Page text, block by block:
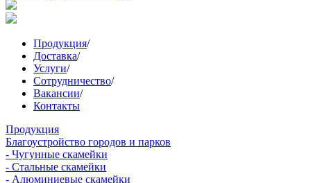
Продукция/
Доставка/
Услуги/
Сотрудничество/
Вакансии/
Контакты
Продукция
Благоустройство городов и парков
- Чугунные скамейки
- Стальные скамейки
- Алюминиевые скамейки